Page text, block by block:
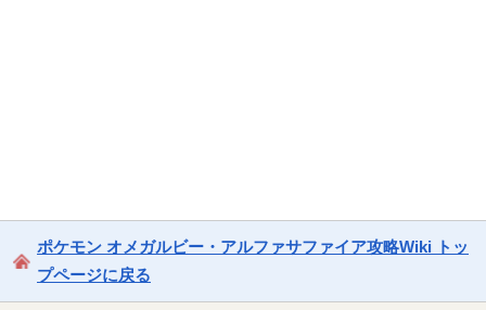
ポケモン オメガルビー・アルファサファイア攻略Wiki トッ
プページに戻る